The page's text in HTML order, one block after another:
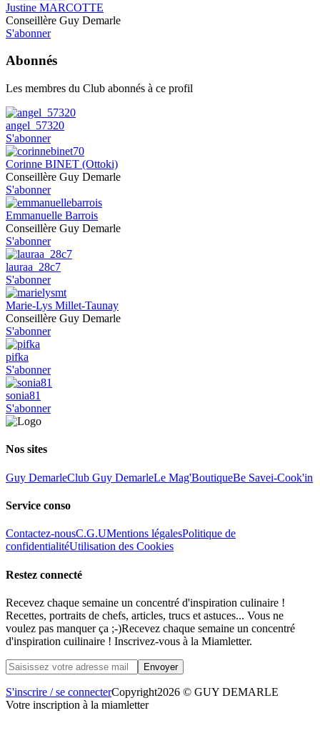
Justine MARCOTTE
Conseillère Guy Demarle
S'abonner
Abonnés
Les membres du Club abonnés à ce profil
angel_57320
S'abonner
Corinne BINET (Ottoki)
Conseillère Guy Demarle
S'abonner
Emmanuelle Barrois
Conseillère Guy Demarle
S'abonner
lauraa_28c7
S'abonner
Marie-Lys Millet-Taunay
Conseillère Guy Demarle
S'abonner
pifka
S'abonner
sonia81
S'abonner
Nos sites
Guy DemarleClub Guy DemarleLe Mag'BoutiqueBe Savei-Cook'in
Service conso
Contactez-nousC.G.UMentions légalesPolitique de
confidentialitéUtilisation des Cookies
Restez connecté
Recevez chaque semaine un concentré d'inspiration culinaire !
Recettes, portraits de chefs, articles, trucs et astuces... Vous ne
voulez pas manquer ça ;-)Recevez chaque semaine un concentré
d'inspiration cuilinaire ! Inscrivez-vous à la Miamletter.
S'inscrire / se connecterCopyright2026 © GUY DEMARLE
Votre inscription à la miamletter